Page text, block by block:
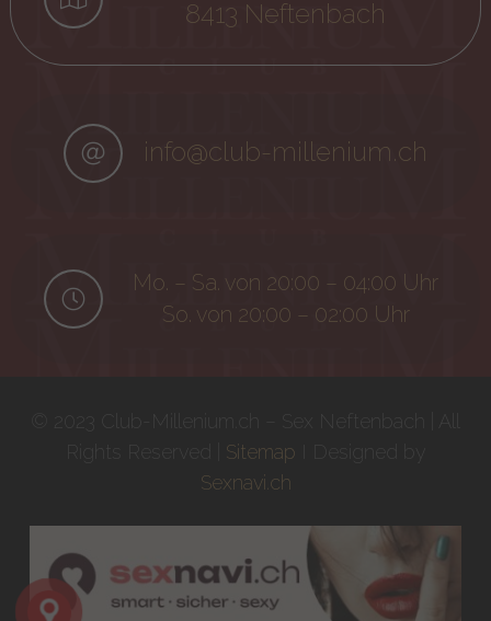
8413 Neftenbach
info@club-millenium.ch
Mo. – Sa. von 20:00 – 04:00 Uhr
So. von 20:00 – 02:00 Uhr
Sitemap
Sexnavi.ch